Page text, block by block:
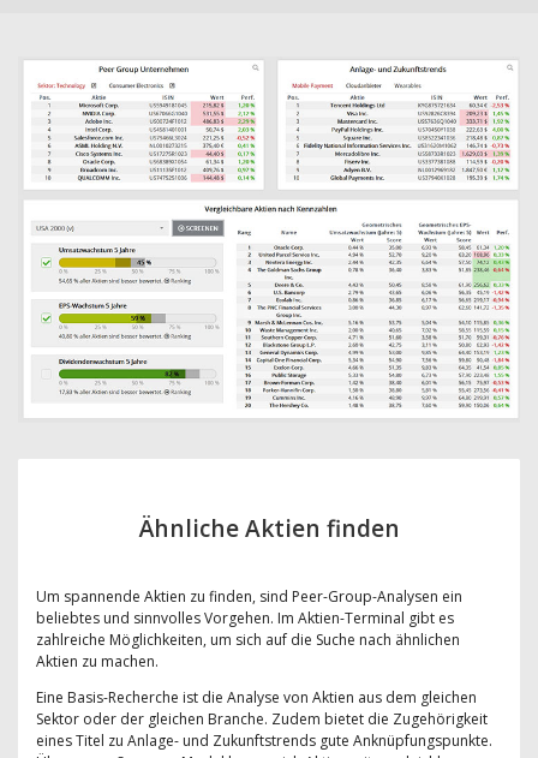
Ähnliche Aktien finden
Um spannende Aktien zu finden, sind Peer-Group-Analysen ein
beliebtes und sinnvolles Vorgehen. Im Aktien-Terminal gibt es
zahlreiche Möglichkeiten, um sich auf die Suche nach ähnlichen
Aktien zu machen.
Eine Basis-Recherche ist die Analyse von Aktien aus dem gleichen
Sektor oder der gleichen Branche. Zudem bietet die Zugehörigkeit
eines Titel zu Anlage- und Zukunftstrends gute Anknüpfungspunkte.